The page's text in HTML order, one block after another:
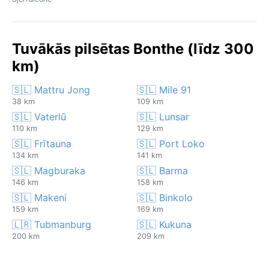
Tuvākās pilsētas Bonthe (līdz 300
km)
🇸🇱 Mattru Jong
38 km
🇸🇱 Mile 91
109 km
🇸🇱 Vaterlū
110 km
🇸🇱 Lunsar
129 km
🇸🇱 Frītauna
134 km
🇸🇱 Port Loko
141 km
🇸🇱 Magburaka
146 km
🇸🇱 Barma
158 km
🇸🇱 Makeni
159 km
🇸🇱 Binkolo
169 km
🇱🇷 Tubmanburg
200 km
🇸🇱 Kukuna
209 km